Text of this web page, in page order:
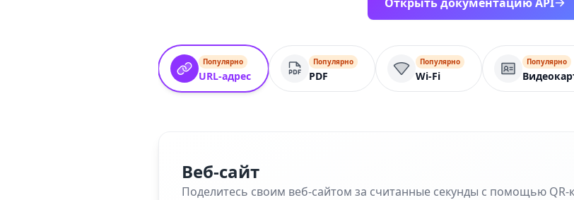
Популярно
URL-адрес
Популярно
PDF
Популярно
Wi-Fi
Популярно
Веб-сайт
Поделитесь своим веб-сайтом за считанные секунды с помощью QR-